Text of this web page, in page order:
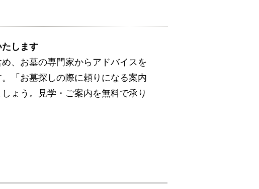
します
、お墓の専門家からアドバイスを
「お墓探しの際に頼りになる案内
ょう。見学・ご案内を無料で承り